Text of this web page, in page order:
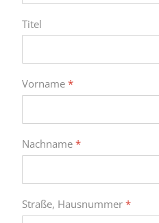
Titel
Vorname *
Nachname *
Straße, Hausnummer *